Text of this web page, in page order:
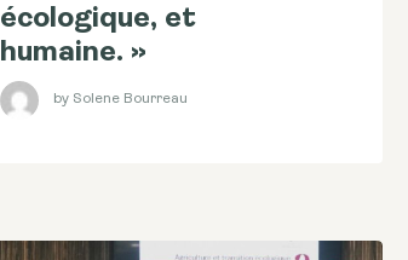
écologique, et
humaine. »
by Solene Bourreau